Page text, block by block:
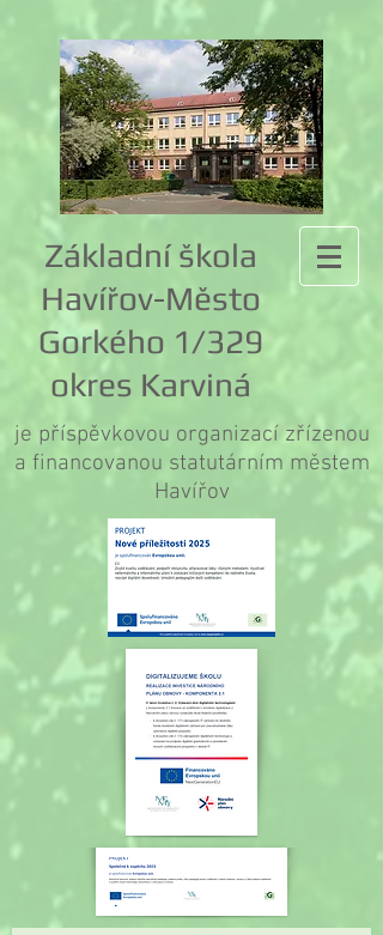
Základní škola
Havířov-Město
Gorkého 1/329
okres Karviná
je příspěvkovou organizací zřízenou
a financovanou statutárním městem
Havířov